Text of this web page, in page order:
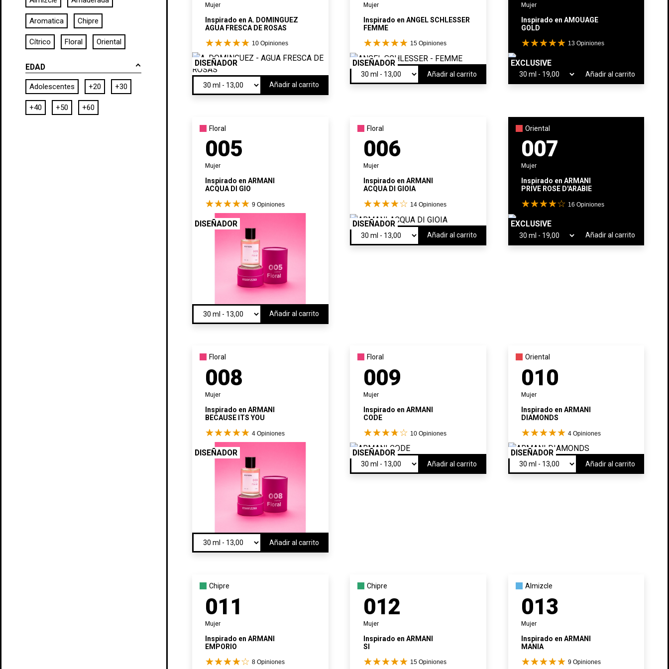
Aromatica Chipre
Cítrico Floral Oriental
EDAD
Adolescentes +20 +30
+40 +50 +60
Mujer
Inspirado en A. DOMINGUEZ
AGUA FRESCA DE ROSAS
10Opiniones
DISEÑADOR
Añadir al carrito
Mujer
Inspirado en ANGEL SCHLESSER
FEMME
15 Opiniones
DISEÑADOR
Añadir al carrito
Mujer
Inspirado en AMOUAGE
GOLD
13 Opiniones
EXCLUSIVE
Añadir al carrito
Floral
005
Mujer
Inspirado en ARMANI
ACQUA DI GIO
9Opiniones
DISEÑADOR
Añadir al carrito
Floral
006
Mujer
Inspirado en ARMANI
ACQUA DI GIOIA
14 Opiniones
DISEÑADOR
Añadir al carrito
Oriental
007
Mujer
Inspirado en ARMANI
PRIVE ROSE D'ARABIE
16 Opiniones
EXCLUSIVE
Añadir al carrito
Floral
008
Mujer
Inspirado en ARMANI
BECAUSE ITS YOU
4Opiniones
DISEÑADOR
Añadir al carrito
Floral
009
Mujer
Inspirado en ARMANI
CODE
10 Opiniones
DISEÑADOR
Añadir al carrito
Oriental
010
Mujer
Inspirado en ARMANI
DIAMONDS
4 Opiniones
DISEÑADOR
Añadir al carrito
Chipre
011
Mujer
Inspirado en ARMANI
EMPORIO
8Opiniones
Chipre
012
Mujer
Inspirado en ARMANI
SI
15 Opiniones
Almizcle
013
Mujer
Inspirado en ARMANI
MANIA
9 Opiniones